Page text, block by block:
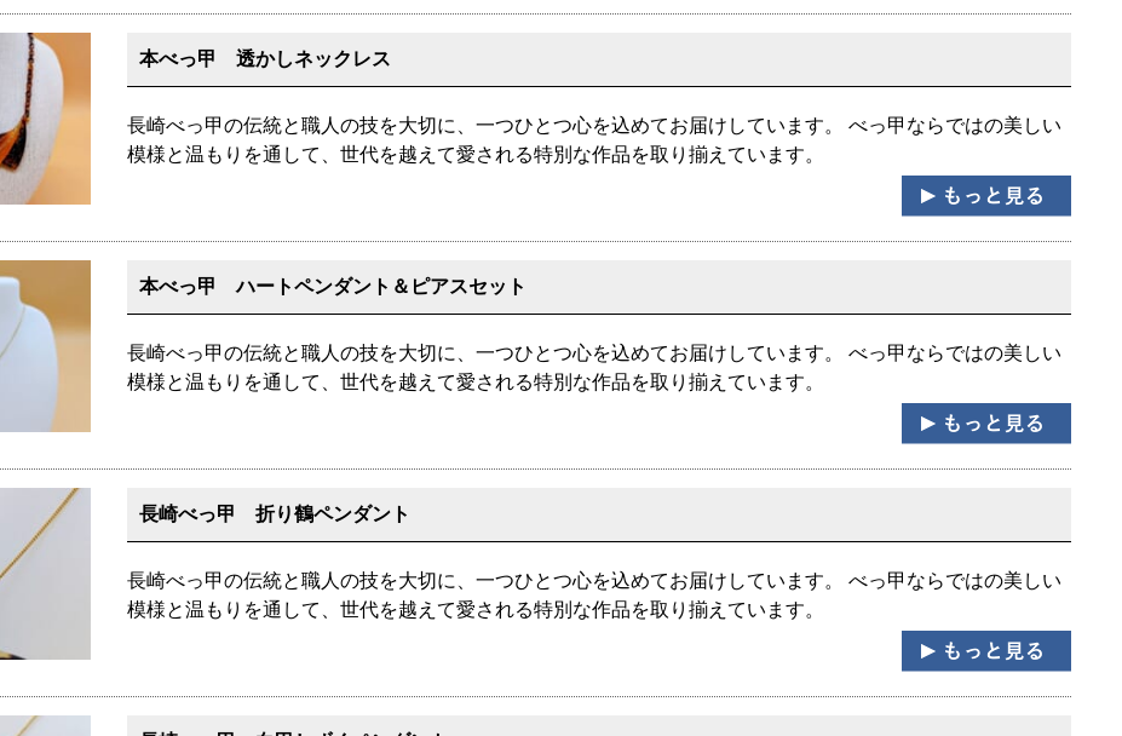
本べっ甲 透かしネックレス
長崎べっ甲の伝統と職人の技を大切に、一つひとつ心を込めてお届けしています。 べっ甲ならではの美しい
模様と温もりを通して、世代を越えて愛される特別な作品を取り揃えています。
本べっ甲 ハートペンダント＆ピアスセット
長崎べっ甲の伝統と職人の技を大切に、一つひとつ心を込めてお届けしています。 べっ甲ならではの美しい
模様と温もりを通して、世代を越えて愛される特別な作品を取り揃えています。
長崎べっ甲 折り鶴ペンダント
長崎べっ甲の伝統と職人の技を大切に、一つひとつ心を込めてお届けしています。 べっ甲ならではの美しい
模様と温もりを通して、世代を越えて愛される特別な作品を取り揃えています。